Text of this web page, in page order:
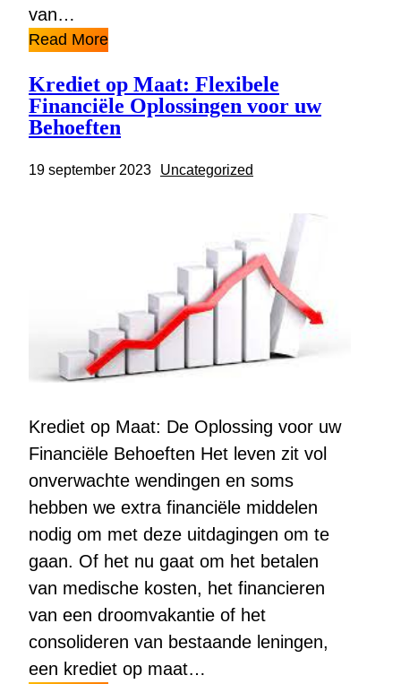
van…
Read More
Krediet op Maat: Flexibele
Financiële Oplossingen voor uw
Behoeften
19 september 2023 Uncategorized
Krediet op Maat: De Oplossing voor uw
Financiële Behoeften Het leven zit vol
onverwachte wendingen en soms
hebben we extra financiële middelen
nodig om met deze uitdagingen om te
gaan. Of het nu gaat om het betalen
van medische kosten, het financieren
van een droomvakantie of het
consolideren van bestaande leningen,
een krediet op maat…